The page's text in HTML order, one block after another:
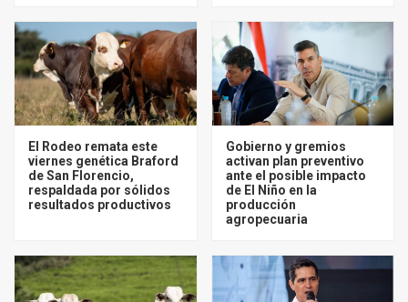
El Rodeo remata este
viernes genética Braford
de San Florencio,
respaldada por sólidos
resultados productivos
Gobierno y gremios
activan plan preventivo
ante el posible impacto
de El Niño en la
producción
agropecuaria